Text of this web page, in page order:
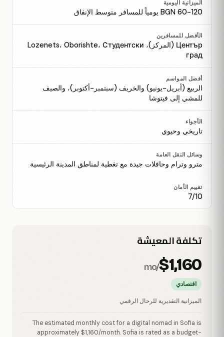
الميزانية اليومية
60-120 BGN يومياً للمسافر متوسط الإنفاق
الأفضل للمسافرين
Център (المركز)، Lozenets، Oborishte، Студентски
град
أفضل المواسم
الربيع (أبريل-يونيو) والخريف (سبتمبر-أكتوبر)، والصيف
للمشي إلى فيتوشا
الأجواء
تاريخي وحيوي
وسائل النقل العامة
مترو وترام وحافلات جيدة مع تغطية لمناطق المدينة الرئيسية
تقييم الأمان
7/10
تكلفة المعيشة
$1,160
/mo
اقتصادي
الميزانية التقديرية للرحال الرقمي
The estimated monthly cost for a digital nomad in Sofia is
approximately $1,160/month. Sofia is rated as a budget-